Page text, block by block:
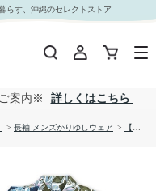
｜おきなわセレクト サンエー公式通
らす、沖縄のセレクトストア
案内※ 詳しくはこちら
> 長袖 メンズかりゆしウェア > 【送料無料】デイゴ柄 長袖 かりゆしウェア P-SAEM1928